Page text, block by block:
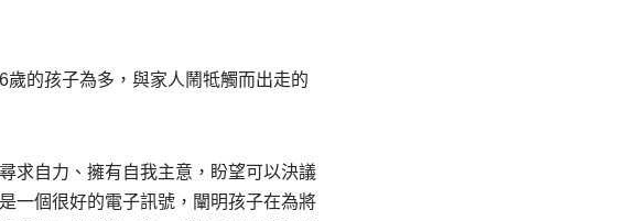
歲的孩子為多，與家人鬧牴觸而出走的
求自力、擁有自我主意，盼望可以決議
一個很好的電子訊號，闡明孩子在為將